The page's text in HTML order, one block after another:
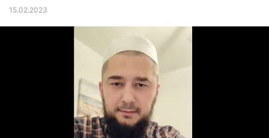
15.02.2023